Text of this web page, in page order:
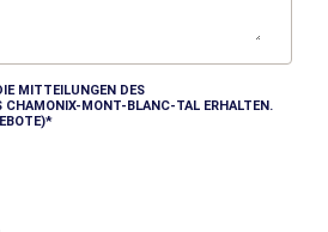
MITTEILUNGEN DES
CHAMONIX-MONT-BLANC-TAL ERHALTEN.